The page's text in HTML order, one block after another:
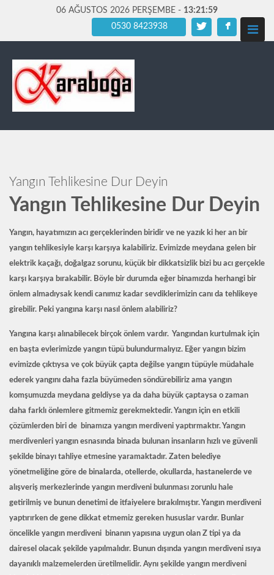
06 AĞUSTOS 2026 PERŞEMBE - 13:22:01
0530 8423938
Yangın Tehlikesine Dur Deyin
Yangın Tehlikesine Dur Deyin
Yangın, hayatımızın acı gerçeklerinden biridir ve ne yazık ki her an bir
yangın tehlikesiyle karşı karşıya kalabiliriz. Evimizde meydana gelen bir
elektrik kaçağı, doğalgaz sorunu, küçük bir dikkatsizlik bizi bu acı gerçekle
karşı karşıya bırakabilir. Böyle bir durumda eğer binamızda herhangi bir
önlem almadıysak kendi canımız kadar sevdiklerimizin canı da tehlikeye
girebilir. Peki yangına karşı nasıl önlem alabiliriz?
Yangına karşı alınabilecek birçok önlem vardır. Yangından kurtulmak için
en başta evlerimizde yangın tüpü bulundurmalıyız. Eğer yangın bizim
evimizde çıktıysa ve çok büyük çapta değilse yangın tüpüyle müdahale
ederek yangını daha fazla büyümeden söndürebiliriz ama yangın
komşumuzda meydana geldiyse ya da daha büyük çaptaysa o zaman
daha farklı önlemlere gitmemiz gerekmektedir. Yangın için en etkili
çözümlerden biri de binamıza yangın merdiveni yaptırmaktır. Yangın
merdivenleri yangın esnasında binada bulunan insanların hızlı ve güvenli
şekilde binayı tahliye etmesine yaramaktadır. Zaten belediye
yönetmeliğine göre de binalarda, otellerde, okullarda, hastanelerde ve
alışveriş merkezlerinde yangın merdiveni bulunması zorunlu hale
getirilmiş ve bunun denetimi de itfaiyelere bırakılmıştır. Yangın merdiveni
yaptırırken de gene dikkat etmemiz gereken hususlar vardır. Bunlar
öncelikle yangın merdiveni binanın yapısına uygun olan Z tipi ya da
dairesel olacak şekilde yapılmalıdır. Bunun dışında yangın merdiveni ısıya
dayanıklı malzemelerden üretilmelidir. Aynı şekilde yangın merdiveni